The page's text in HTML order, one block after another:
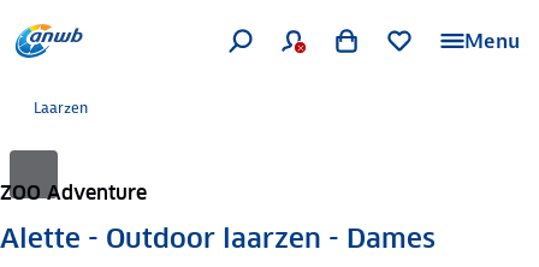
Menu
Laarzen
ZOO Adventure
Alette - Outdoor laarzen - Dames